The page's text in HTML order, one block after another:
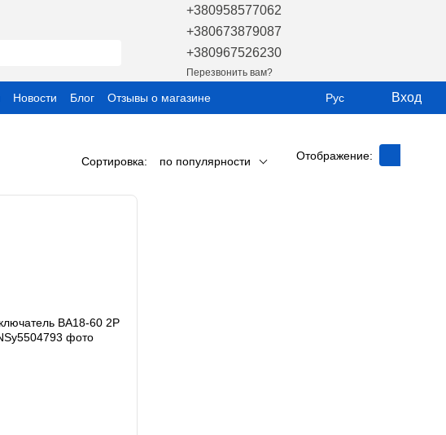
+380958577062
+380673879087
+380967526230
Перезвонить вам?
Новости Блог
Отзывы о магазине
Рус Вход
Сортировка: по популярности Отображение: